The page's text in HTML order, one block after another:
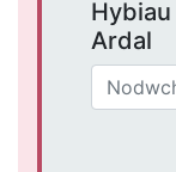
Ardal